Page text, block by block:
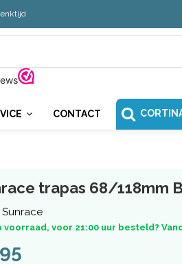
CONTACT
trapas 68/118mm
Sunrace
voorraad, voor 21:00 uur besteld?